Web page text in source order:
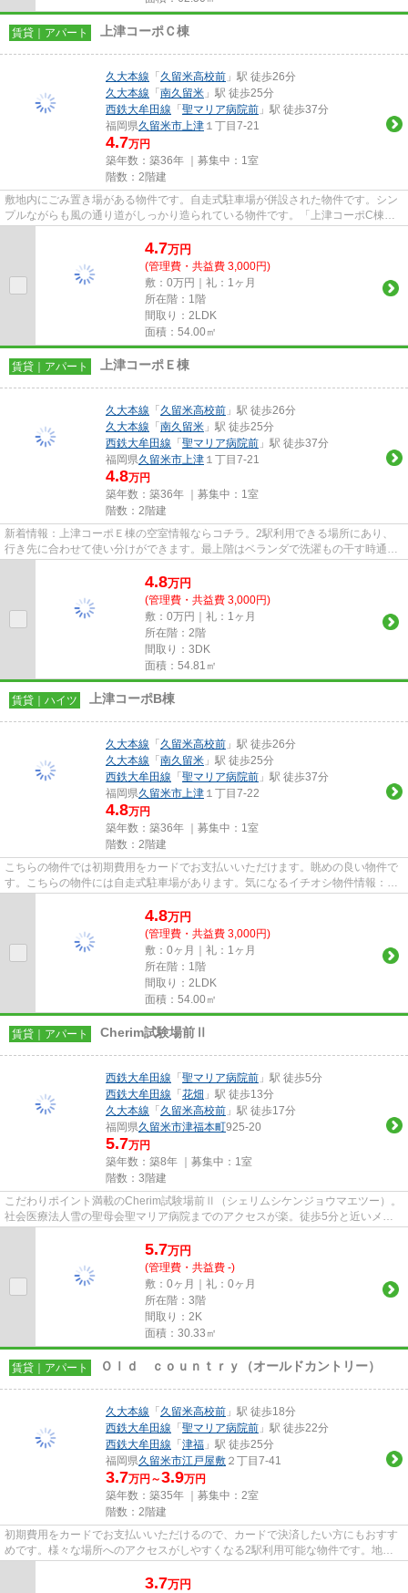
賃貸｜アパート 上津コーポＣ棟
久大本線 「久留米高校前 」駅 徒歩26分
久大本線 「南久留米 」駅 徒歩25分
西鉄大牟田線 「聖マリア病院前 」駅 徒歩37分
福岡県久留米市 上津 １丁目7-21
4.7万円
築年数：築36年 ｜募集中： 1室
階数：2階建
敷地内にごみ置き場がある物件です。自走式駐車場が併設された物件です。シン
プルながらも風の通り道がしっかり造られている物件です。「上津コーポC棟」
の物件情報をお探しならお気軽...
4.7万円
(管理費・共益費 3,000円)
敷：0万円｜礼：1ヶ月
所在階：1階
間取り：2LDK
面積：54.00㎡
賃貸｜アパート 上津コーポＥ棟
久大本線 「久留米高校前 」駅 徒歩26分
久大本線 「南久留米 」駅 徒歩25分
西鉄大牟田線 「聖マリア病院前 」駅 徒歩37分
福岡県久留米市 上津 １丁目7-21
4.8万円
築年数：築36年 ｜募集中： 1室
階数：2階建
新着情報：上津コーポＥ棟の空室情報ならコチラ。2駅利用できる場所にあり、
行き先に合わせて使い分けができます。最上階はベランダで洗濯もの干す時通り
から姿を見られにくいです。こ...
4.8万円
(管理費・共益費 3,000円)
敷：0万円｜礼：1ヶ月
所在階：2階
間取り：3DK
面積：54.81㎡
賃貸｜ハイツ 上津コーポB棟
久大本線 「久留米高校前 」駅 徒歩26分
久大本線 「南久留米 」駅 徒歩25分
西鉄大牟田線 「聖マリア病院前 」駅 徒歩37分
福岡県久留米市 上津 １丁目7-22
4.8万円
築年数：築36年 ｜募集中： 1室
階数：2階建
こちらの物件では初期費用をカードでお支払いいただけます。眺めの良い物件で
す。こちらの物件には自走式駐車場があります。気になるイチオシ物件情報：
「上津コーポB棟」。物件情報を...
4.8万円
(管理費・共益費 3,000円)
敷：0ヶ月｜礼：1ヶ月
所在階：1階
間取り：2LDK
面積：54.00㎡
賃貸｜アパート Cherim試験場前Ⅱ
西鉄大牟田線 「聖マリア病院前 」駅 徒歩5分
西鉄大牟田線 「花畑 」駅 徒歩13分
久大本線 「久留米高校前 」駅 徒歩17分
福岡県久留米市津福本町925-20
5.7万円
築年数：築8年 ｜募集中： 1室
階数：3階建
こだわりポイント満載のCherim試験場前Ⅱ（シェリムシケンジョウマエツー）。
社会医療法人雪の聖母会聖マリア病院までのアクセスが楽。徒歩5分と近いメリ
ットがあります。最上階の物件...
5.7万円
(管理費・共益費 -)
敷：0ヶ月｜礼：0ヶ月
所在階：3階
間取り：2K
面積：30.33㎡
賃貸｜アパート Ｏｌｄ ｃｏｕｎｔｒｙ（オールドカントリー）
久大本線 「久留米高校前 」駅 徒歩18分
西鉄大牟田線 「聖マリア病院前 」駅 徒歩22分
西鉄大牟田線 「津福 」駅 徒歩25分
福岡県久留米市江戸屋敷 ２丁目7-41
3.7万円～3.9万円
築年数：築35年 ｜募集中： 2室
階数：2階建
初期費用をカードでお支払いいただけるので、カードで決済したい方にもおすす
めです。様々な場所へのアクセスがしやすくなる2駅利用可能な物件です。地域
のゴミ捨て場まで行かずにサッ...
3.7万円